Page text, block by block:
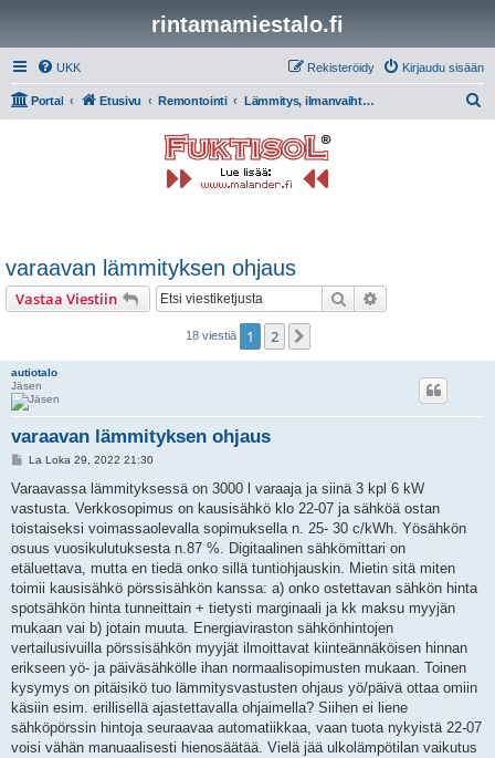
rintamamiestalo.fi
UKK Kirjaudu sisään
Rekisteröidy
Portal Etusivu Remontointi Lämmitys, ilmanvaihto, putket ja sähkö
varaavan lämmityksen ohjaus
Vastaa Viestiin Etsi
18 viestiä 1 2
autiotalo
Jäsen
varaavan lämmityksen ohjaus
V
e
t
i
La Loka 29, 2022 21:30
Varaavassa lämmityksessä on 3000 l varaaja ja siinä 3 kpl 6 kW
vastusta. Verkkosopimus on kausisähkö klo 22-07 ja sähköä ostan
toistaiseksi voimassaolevalla sopimuksella n. 25- 30 c/kWh. Yösähkön
osuus vuosikulutuksesta n.87 %. Digitaalinen sähkömittari on
etäluettava, mutta en tiedä onko sillä tuntiohjauskin. Mietin sitä miten
toimii kausisähkö pörssisähkön kanssa: a) onko ostettavan sähkön hinta
spotsähkön hinta tunneittain + tietysti marginaali ja kk maksu myyjän
mukaan vai b) jotain muuta. Energiaviraston sähkönhintojen
vertailusivuilla pörssisähkön myyjät ilmoittavat kiinteännäköisen hinnan
erikseen yö- ja päiväsähkölle ihan normaalisopimusten mukaan. Toinen
kysymys on pitäisikö tuo lämmitysvastusten ohjaus yö/päivä ottaa omiin
käsiin esim. erillisellä ajastettavalla ohjaimella? Siihen ei liene
sähköpörssin hintoja seuraavaa automatiikkaa, vaan tuota nykyistä 22-07
voisi vähän manuaalisesti hienosäätää. Vielä jää ulkolämpötilan vaikutus